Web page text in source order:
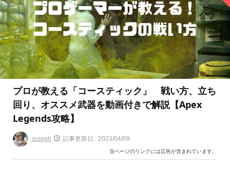
プロが教える「コースティック」 戦い方、立ち
回り、オススメ武器を動画付きで解説【Apex
Legends攻略】
joseph 記事更新日 : 2023/04/09
当ページのリンクには広告が含まれています。